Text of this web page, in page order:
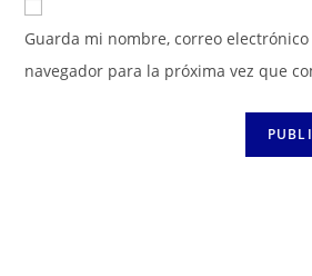
para
comentar
electrónico
para
de
tu
Guarda mi nombre, correo
navegador para la próxima vez que